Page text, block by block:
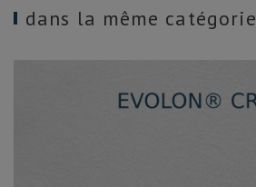
dans la même catégorie